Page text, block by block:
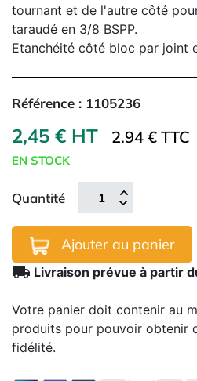
tournant et de l'autre côté
taraudé en 3/8 BSPP.
Etanchéité côté bloc par joint
Référence : 1105236
2,45 € HT 2.94 € TTC
EN STOCK
Quantité
Ajouter au panier
local_shipping Livraison prévue à partir
Votre panier doit contenir au
produits pour pouvoir obtenir
fidélité.